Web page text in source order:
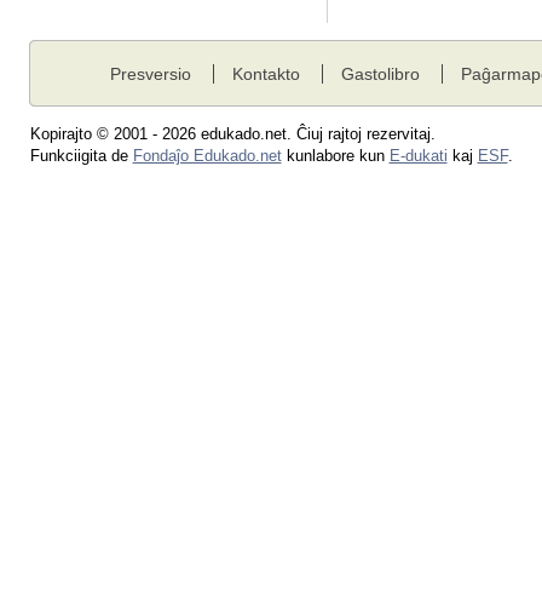
Presversio Kontakto Gastolibro
Kopirajto © 2001 - 2026 edukado.net. Ĉiuj rajtoj rezervitaj.
Funkciigita de Fondaĵo Edukado.netkunlabore kun E-dukati kaj ESF.